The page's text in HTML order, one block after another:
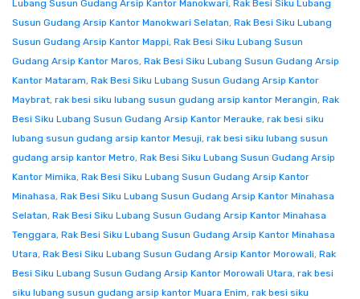
Lubang Susun Gudang Arsip Kantor Manokwari, Rak Besi Siku Lubang
Susun Gudang Arsip Kantor Manokwari Selatan, Rak Besi Siku Lubang
Susun Gudang Arsip Kantor Mappi, Rak Besi Siku Lubang Susun
Gudang Arsip Kantor Maros, Rak Besi Siku Lubang Susun Gudang Arsip
Kantor Mataram, Rak Besi Siku Lubang Susun Gudang Arsip Kantor
Maybrat, rak besi siku lubang susun gudang arsip kantor Merangin, Rak
Besi Siku Lubang Susun Gudang Arsip Kantor Merauke, rak besi siku
lubang susun gudang arsip kantor Mesuji, rak besi siku lubang susun
gudang arsip kantor Metro, Rak Besi Siku Lubang Susun Gudang Arsip
Kantor Mimika, Rak Besi Siku Lubang Susun Gudang Arsip Kantor
Minahasa, Rak Besi Siku Lubang Susun Gudang Arsip Kantor Minahasa
Selatan, Rak Besi Siku Lubang Susun Gudang Arsip Kantor Minahasa
Tenggara, Rak Besi Siku Lubang Susun Gudang Arsip Kantor Minahasa
Utara, Rak Besi Siku Lubang Susun Gudang Arsip Kantor Morowali, Rak
Besi Siku Lubang Susun Gudang Arsip Kantor Morowali Utara, rak besi
siku lubang susun gudang arsip kantor Muara Enim, rak besi siku